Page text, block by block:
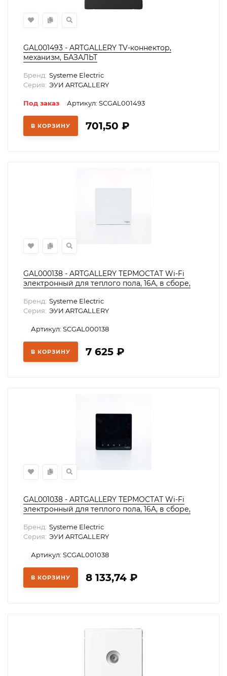
GAL001493 - ARTGALLERY TV-коннектор,
механизм, БАЗАЛЬТ
Бренд: Systeme Electric
Серия: ЭУИ ARTGALLERY
Под заказ Артикул: SCGAL001493
В КОРЗИНУ 701,50 ₽
GAL000138 - ARTGALLERY ТЕРМОСТАТ Wi-Fi
электронный для теплого пола, 16A, в сборе,
Бренд: Systeme Electric
Серия: ЭУИ ARTGALLERY
Артикул: SCGAL000138
В КОРЗИНУ 7 625 ₽
GAL001038 - ARTGALLERY ТЕРМОСТАТ Wi-Fi
электронный для теплого пола, 16A, в сборе,
Бренд: Systeme Electric
Серия: ЭУИ ARTGALLERY
Артикул: SCGAL001038
В КОРЗИНУ 8 133,74 ₽